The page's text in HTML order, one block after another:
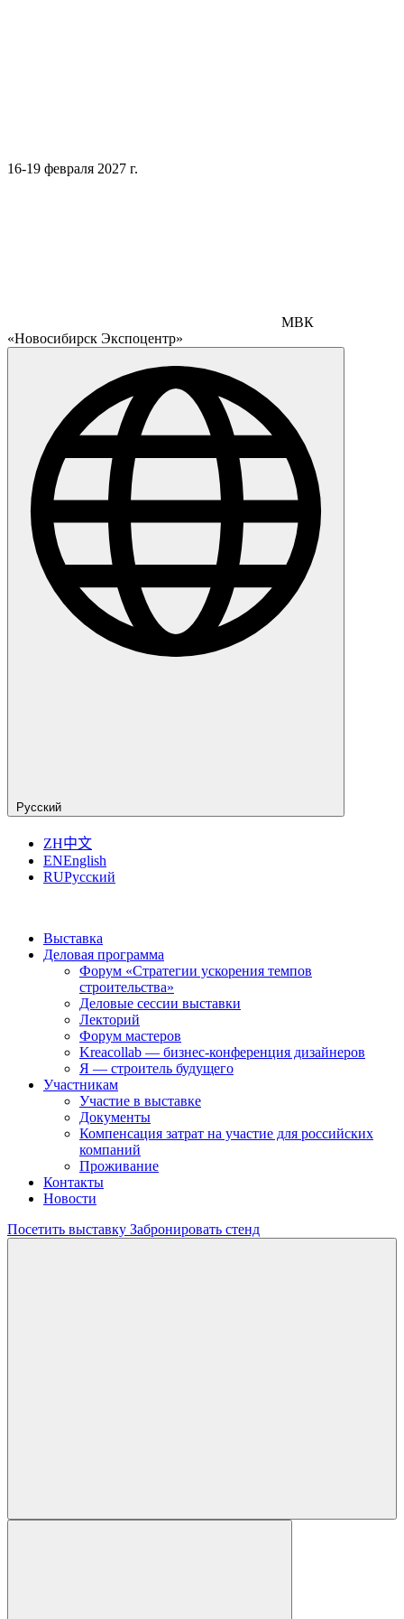
16-19 февраля 2027 г.
МВК
«Новосибирск Экспоцентр»
Русский
ZH中文
ENEnglish
RUРусский
Выставка
Деловая программа
Форум «Стратегии ускорения темпов
строительства»
Деловые сессии выставки
Лекторий
Форум мастеров
Kreacollab — бизнес-конференция дизайнеров
Я — строитель будущего
Участникам
Участие в выставке
Документы
Компенсация затрат на участие для российских
компаний
Проживание
Контакты
Новости
Посетить выставку Забронировать стенд